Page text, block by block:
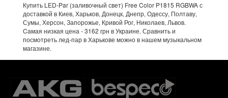
Купить LED-Par (заливочный свет) Free Color P1815 RGBWA с
доставкой в Киев, Харьков, Донецк, Днепр, Одессу, Полтаву,
Сумы, Херсон, Запорожье, Кривой Рог, Николаев, Львов.
Cамая низкая цена - 3162 грн в Украине. Сравнить и
посмотреть лед-пар в Харькове можно в нашем музыкальном
магазине.